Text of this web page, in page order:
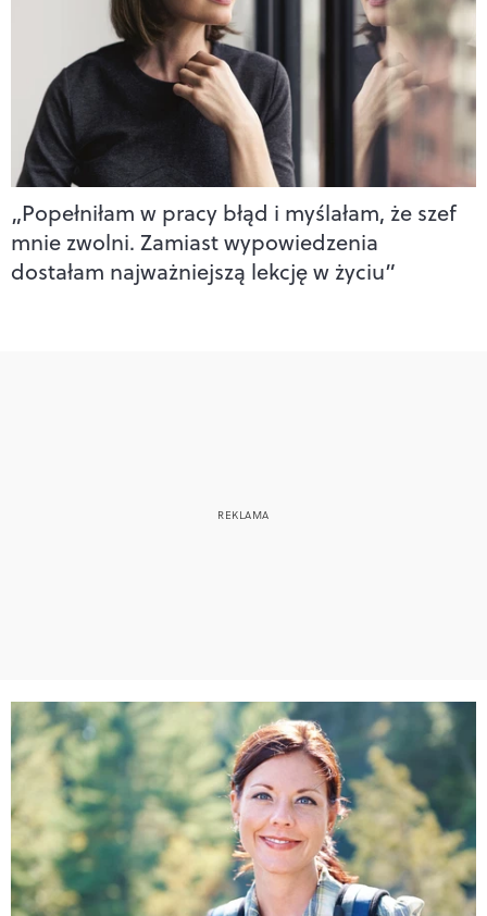
„Popełniłam w pracy błąd i myślałam, że szef
mnie zwolni. Zamiast wypowiedzenia
dostałam najważniejszą lekcję w życiu”